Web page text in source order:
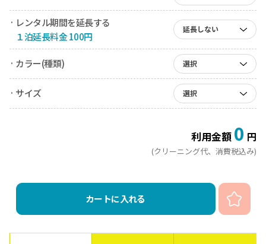
· レンタル期間を延長する
１泊延長料金 100円
延長しない
· カラー(種類) 選択
· サイズ 選択
利用金額 0 円
(クリーニング代、消費税込み)
カートに入れる